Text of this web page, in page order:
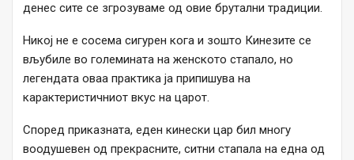
денес сите се згрозуваме од овие брутални традиции.
Никој не е сосема сигурен кога и зошто Кинезите се
вљубиле во големината на женското стапало, но
легендата оваа практика ја припишува на
карактеристичниот вкус на царот.
Според приказната, еден кинески цар бил многу
воодушевен од прекрасните, ситни стапала на една од